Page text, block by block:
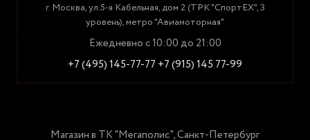
г. Москва, ул.5-я Кабельная, дом 2 (ТРК "СпортЕХ", 3
уровень), метро "Авиамоторная"
Ежедневно с 10:00 до 21:00
+7 (495) 145-77-77 +7 (915) 145 77-99
Магазин в ТК "Мегаполис", Санкт-Петербург